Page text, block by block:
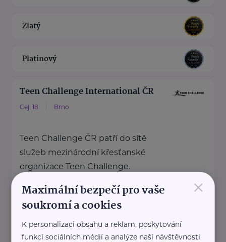
Zlatý
Platinový
Teen Challenge International ČR
Cejl 18 Brno
Teen Challenge ČR patří do sítě
služeb mezinárodní křesťanské
organizace Teen Challenge.
www.teenchallenge.cz
marsalova@teenchallenge.cz
×
Maximální bezpečí pro vaše
soukromí a cookies
K personalizaci obsahu a reklam, poskytování
funkcí sociálních médií a analýze naší návštěvnosti